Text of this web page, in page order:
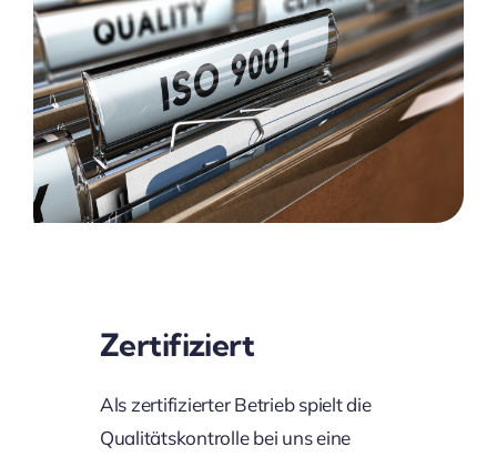
Zertifiziert
Als zertifizierter Betrieb spielt die
Qualitätskontrolle bei uns eine